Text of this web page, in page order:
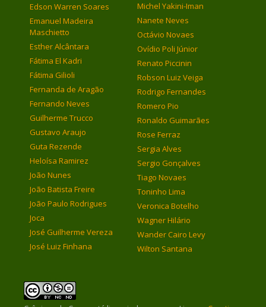
Edson Warren Soares
Emanuel Madeira
Maschietto
Esther Alcântara
Fátima El Kadri
Fátima Gilioli
Fernanda de Aragão
Fernando Neves
Guilherme Trucco
Gustavo Araujo
Guta Rezende
Heloísa Ramirez
João Nunes
João Batista Freire
João Paulo Rodrigues
Joca
José Guilherme Vereza
José Luiz Finhana
Michel Yakini-Iman
Nanete Neves
Octávio Novaes
Ovídio Poli Júnior
Renato Piccinin
Robson Luiz Veiga
Rodrigo Fernandes
Romero Pio
Ronaldo Guimarães
Rose Ferraz
Sergia Alves
Sergio Gonçalves
Tiago Novaes
Toninho Lima
Veronica Botelho
Wagner Hilário
Wander Cairo Levy
Wilton Santana